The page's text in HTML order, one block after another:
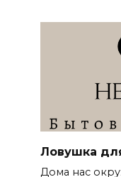
Ловушка
Дома нас